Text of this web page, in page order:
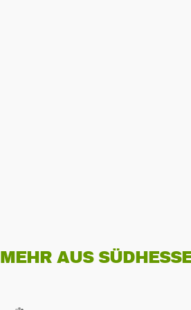
MEHR AUS